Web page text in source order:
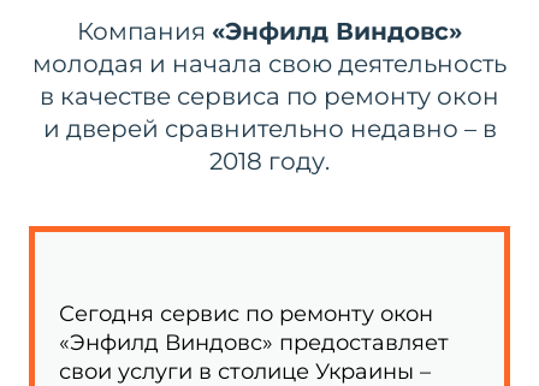
Компания «Энфилд Виндовс»
молодая и начала свою деятельность
в качестве сервиса по ремонту окон
и дверей сравнительно недавно – в
2018 году.
Сегодня сервис по ремонту окон
«Энфилд Виндовс» предоставляет
свои услуги в столице Украины –